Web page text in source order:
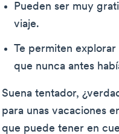
Pueden ser muy
viaje.
Te permiten
que nunca antes
Suena tentador,
para unas vacaciones
que puede tener en